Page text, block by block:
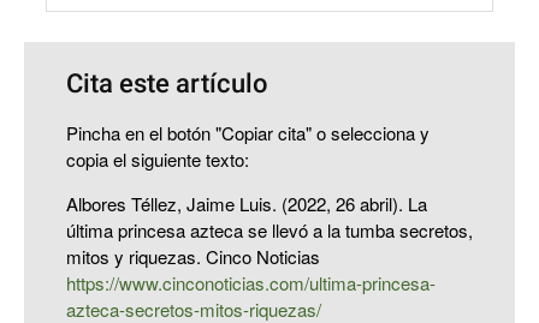
Cita este artículo
Pincha en el botón "Copiar cita" o selecciona y
copia el siguiente texto:
Albores Téllez, Jaime Luis. (2022, 26 abril). La
última princesa azteca se llevó a la tumba secretos,
mitos y riquezas. Cinco Noticias
https://www.cinconoticias.com/ultima-princesa-
azteca-secretos-mitos-riquezas/